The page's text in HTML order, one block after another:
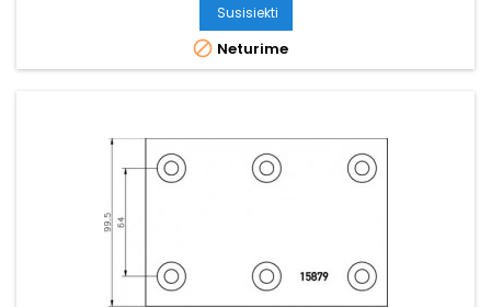
Susisiekti
 Neturime